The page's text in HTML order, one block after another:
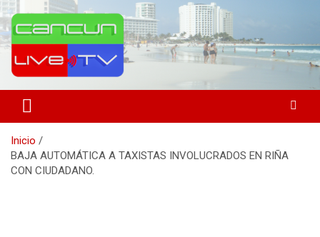
Saltar
al
contenido
Cancún Live Tv
Inicio
BAJA AUTOMÁTICA A TAXISTAS INVOLUCRADOS EN RIÑA
CON CIUDADANO.